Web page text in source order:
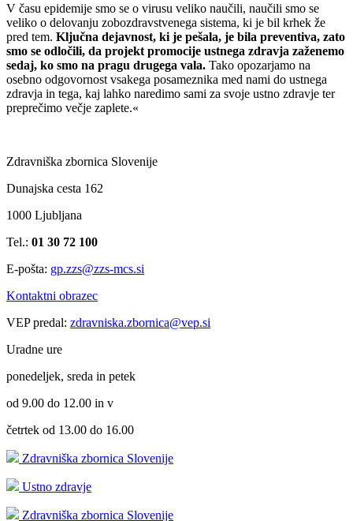
V času epidemije smo se o virusu veliko naučili, naučili smo se
veliko o delovanju zobozdravstvenega sistema, ki je bil krhek že
pred tem. Ključna dejavnost, ki je pešala, je bila preventiva, zato
smo se odločili, da projekt promocije ustnega zdravja zaženemo
sedaj, ko smo na pragu drugega vala. Tako opozarjamo na
osebno odgovornost vsakega posameznika med nami do ustnega
zdravja in tega, kaj lahko naredimo sami za svoje ustno zdravje ter
preprečimo večje zaplete.«
Zdravniška zbornica Slovenije
Dunajska cesta 162
1000 Ljubljana
Tel.: 01 30 72 100
E-pošta: gp.zzs@zzs-mcs.si
Kontaktni obrazec
VEP predal: zdravniska.zbornica@vep.si
Uradne ure
ponedeljek, sreda in petek
od 9.00 do 12.00 in v
četrtek od 13.00 do 16.00
Zdravniška zbornica Slovenije
Ustno zdravje
Zdravniška zbornica Slovenije